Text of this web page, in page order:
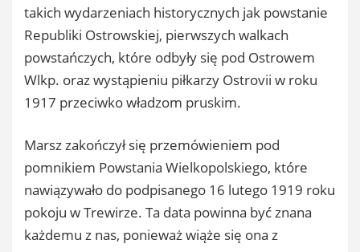
takich wydarzeniach historycznych jak powstanie
Republiki Ostrowskiej, pierwszych walkach
powstańczych, które odbyły się pod Ostrowem
Wlkp. oraz wystąpieniu piłkarzy Ostrovii w roku
1917 przeciwko władzom pruskim.
Marsz zakończył się przemówieniem pod
pomnikiem Powstania Wielkopolskiego, które
nawiązywało do podpisanego 16 lutego 1919 roku
pokoju w Trewirze. Ta data powinna być znana
każdemu z nas, ponieważ wiąże się ona z